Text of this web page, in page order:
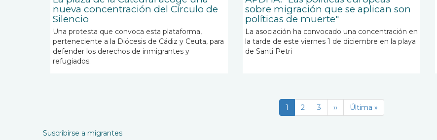
nueva concentración del Círculo de
Silencio
Una protesta que convoca esta plataforma,
perteneciente a la Diócesis de Cádiz y Ceuta, para
defender los derechos de inmigrantes y
refugiados.
sobre migración que se aplican son
políticas de muerte"
La asociación ha convocado una concentración en
la tarde de este viernes 1 de diciembre en la playa
de Santi Petri
Página
actual
1 Page
2 Page
3
Siguiente
página
››
Última
página
Última »
Suscribirse a migrantes